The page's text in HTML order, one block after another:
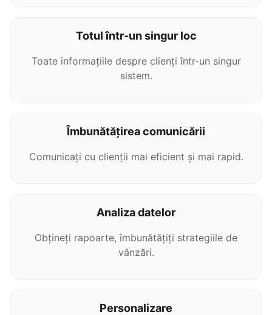
Totul într-un singur loc
Toate informațiile despre clienți într-un singur
sistem.
Îmbunătățirea comunicării
Comunicați cu clienții mai eficient și mai rapid.
Analiza datelor
Obțineți rapoarte, îmbunătățiți strategiile de
vânzări.
Personalizare